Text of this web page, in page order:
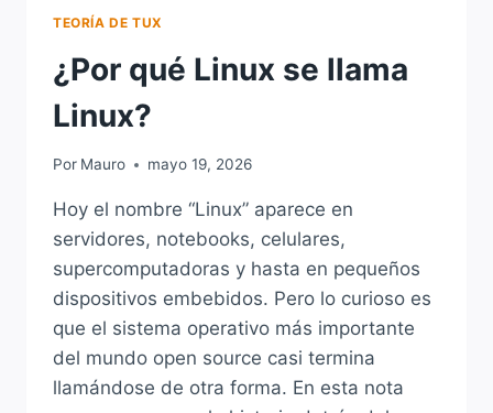
TEORÍA DE TUX
¿Por qué Linux se llama
Linux?
Por Mauro mayo 19, 2026
Hoy el nombre “Linux” aparece en
servidores, notebooks, celulares,
supercomputadoras y hasta en pequeños
dispositivos embebidos. Pero lo curioso es
que el sistema operativo más importante
del mundo open source casi termina
llamándose de otra forma. En esta nota